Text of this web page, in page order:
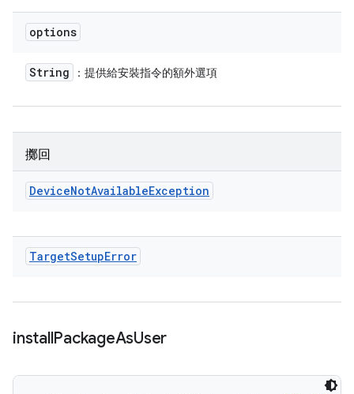
options
String ：提供給安裝指令的額外選項
擲回
DeviceNotAvailableException
TargetSetupError
installPackageAsUser